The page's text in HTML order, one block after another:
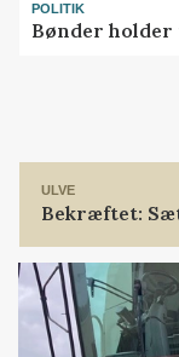
POLITIK
Bønder holder
ULVE
Bekræftet: